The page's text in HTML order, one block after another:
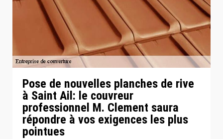
Pose de nouvelles planches de rive
à Saint Ail: le couvreur
professionnel M. Clement saura
répondre à vos exigences les plus
pointues